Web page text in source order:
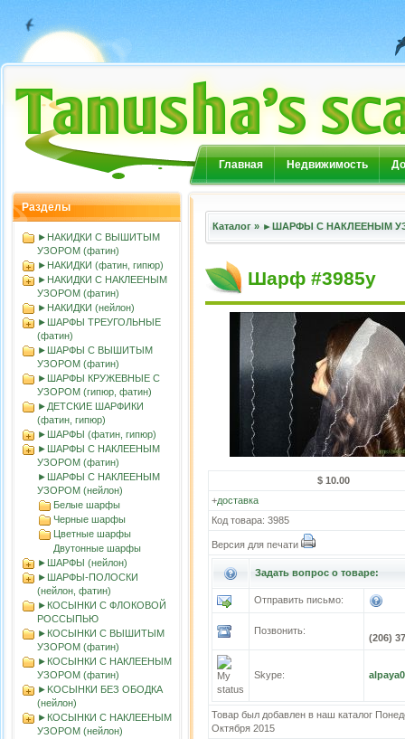
Главная Недвижимость
Разделы
►НАКИДКИ С ВЫШИТЫМ
УЗОРОМ (фатин)
►НАКИДКИ (фатин, гипюр)
►НАКИДКИ С НАКЛЕЕНЫМ
УЗОРОМ (фатин)
►НАКИДКИ (нейлон)
►ШАРФЫ ТРЕУГОЛЬНЫЕ
(фатин)
►ШАРФЫ С ВЫШИТЫМ
УЗОРОМ (фатин)
►ШАРФЫ КРУЖЕВНЫЕ С
УЗОРОМ (гипюр, фатин)
►ДЕТСКИЕ ШАРФИКИ
(фатин, гипюр)
►ШАРФЫ (фатин, гипюр)
►ШАРФЫ С НАКЛЕЕНЫМ
УЗОРОМ (фатин)
►ШАРФЫ С НАКЛЕЕНЫМ
УЗОРОМ (нейлон)
Белые шарфы
Черные шарфы
Цветные шарфы
Двутонные шарфы
►ШАРФЫ (нейлон)
►ШАРФЫ-ПОЛОСКИ
(нейлон, фатин)
►КОСЫНКИ С ФЛОКОВОЙ
РОССЫПЬЮ
►КОСЫНКИ С ВЫШИТЫМ
УЗОРОМ (фатин)
►КОСЫНКИ С НАКЛЕЕНЫМ
УЗОРОМ (фатин)
►KOСЫНКИ БЕЗ ОБОДКА
(нейлон)
►КОСЫНКИ С НАКЛЕЕНЫМ
УЗОРОМ (нейлон)
Каталог » ►ШАРФЫ С НАКЛЕЕНЫМ
Шарф #3985у
$ 10.00
+доставка
Код товара: 3985
Версия для печати
Задать вопрос о товаре:
Отправить письмо:
Позвонить:
(206)
Skype:
Товар был добавлен в наш каталог
Октября 2015